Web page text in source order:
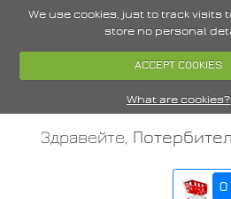
We use cookies, just to track visits
store no personal
ACCEPT COOKIES
What are cookies?
Здравейте, Потербител
0